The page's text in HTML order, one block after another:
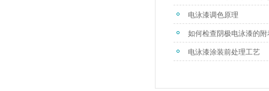
电泳漆调色原理
如何检查阴极电泳漆的
电泳漆涂装前处理工艺